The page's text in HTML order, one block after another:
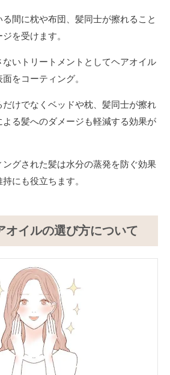
間に枕や布団、髪同士が擦れること
を受けます。
いトリートメントとしてヘアオイル
をコーティング。
けでなくベッドや枕、髪同士が擦れ
よる髪へのダメージも軽減する効果が
ングされた髪は水分の蒸発を防ぐ効果
にも役立ちます。
オイルの選び方について